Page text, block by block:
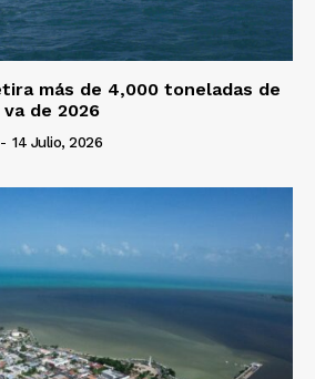
más de 4,000 toneladas de
de 2026
- 14 Julio, 2026